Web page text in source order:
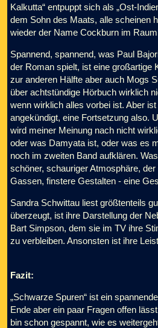
Kalkutta“ entpuppt sich als „Ost-
dem Sohn des Maats, alle scheinen
wieder der Name Cockburn im
Spannend, spannend, was Paul
der Roman spielt, ist eine großartige
zur anderen Hälfte aber auch Mogs
über achtstündige Hörbuch wirklich
wenn wirklich alles vorbei ist. Aber
angekündigt, eine Fortsetzung also.
wird meiner Meinung nach nicht
oder was Damyata ist, oder was es
noch im zweiten Band aufklären.
schöner, schauriger Atmosphäre,
Gassen, finstere Gestalten - eine
Sandra Schwittau liest größtenteils
überzeugt, ist ihre Darstellung der
Bart Simpson, dem sie im TV ihre
zu verbleiben. Ansonsten ist ihre
Fazit:
„Schwarze Spuren“ ist ein
Ende aber ein paar Fragen offen
bin schon gespannt, wie es